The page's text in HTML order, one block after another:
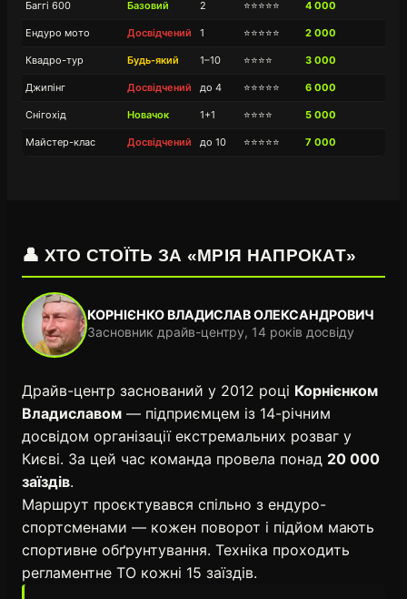
Баггі 600 Базовий 2 ⭐⭐⭐⭐⭐ 4 000
Ендуро мото Досвідчений 1 ⭐⭐⭐⭐⭐ 2 000
Квадро-тур Будь-який 1–10 ⭐⭐⭐⭐ 3 000
Джипінг Досвідчений до 4 ⭐⭐⭐⭐⭐ 6 000
Снігохід Новачок 1+1 ⭐⭐⭐⭐ 5 000
Майстер-клас Досвідчений до 10 ⭐⭐⭐⭐⭐ 7 000
👤 ХТО СТОЇТЬ ЗА «МРІЯ НАПРОКАТ»
КОРНІЄНКО ВЛАДИСЛАВ ОЛЕКСАНДРОВИЧ
Засновник драйв-центру, 14 років досвіду
Драйв-центр заснований у 2012 році Корнієнком
Владиславом — підприємцем із 14-річним
досвідом організації екстремальних розваг у
Києві. За цей час команда провела понад 20 000
заїздів.
Маршрут проєктувався спільно з ендуро-
спортсменами — кожен поворот і підйом мають
спортивне обґрунтування. Техніка проходить
регламентне ТО кожні 15 заїздів.